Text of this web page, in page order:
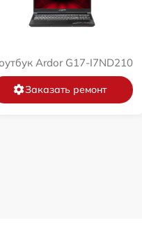
Ardor G17-I7ND210
Заказать ремонт